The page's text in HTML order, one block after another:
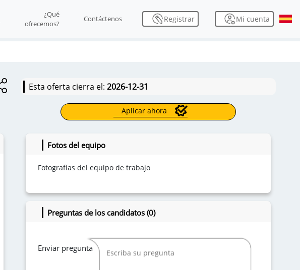
¿Qué
ofrecemos?
Contáctenos Registrar Mi cuenta
Esta oferta cierra el: 2026-12-31
Aplicar ahora
Fotos del equipo
Fotografías del equipo de trabajo
Preguntas de los candidatos (0)
Enviar pregunta